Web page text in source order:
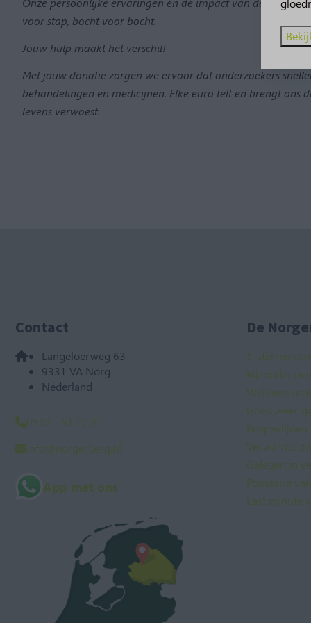
voor stap, bocht voor bocht.
Jouw hulp maakt het verschil!
Met jouw donatie zorgen we ervoor dat onderzoekers
behandelingen en medicijnen. Elke euro telt en brengt
levens verwoest.
Contact
Langeloërweg 63
9331 VA Norg
Nederland
0592 - 61 22 81
info@norgerberg.nl
App met ons
De
5-sterren
Bijzonder
Wellness
Goed weer
Verwarmd
Gelegen in
Populaire
Last minute